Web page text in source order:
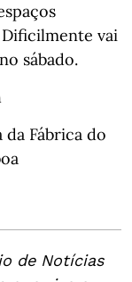
vai
sábado.
da Fábrica do
de Notícias